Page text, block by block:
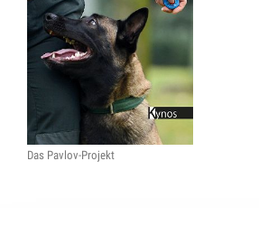
Das Pavlov-Projekt